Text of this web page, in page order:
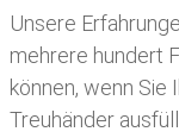
Unsere
mehrere hundert
können, wenn Sie
Treuhänder